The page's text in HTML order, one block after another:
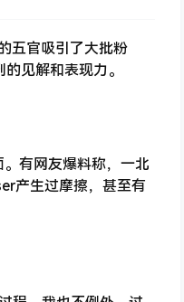
五官吸引了大批粉
见解和表现力。
有网友爆料称，一北
产生过摩擦，甚至有